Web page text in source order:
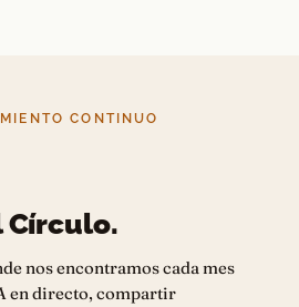
CONTINUO
Círculo.
nos encontramos cada mes
en directo, compartir